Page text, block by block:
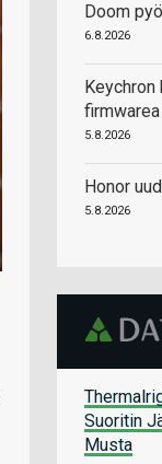
Doom
6.8.2026
Keychron
5.8.2026
Honor
5.8.2026
Suoritin
Musta